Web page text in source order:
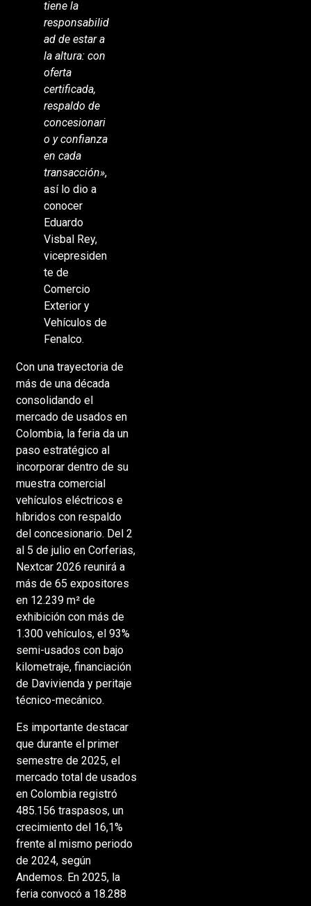
tiene la
responsabilid
ad de estar a
la altura: con
oferta
certificada,
respaldo de
concesionari
o y confianza
en cada
transacción»,
así lo dio a
conocer
Eduardo
Visbal Rey,
vicepresiden
te de
Comercio
Exterior y
Vehículos de
Fenalco.
Con una trayectoria de
más de una década
consolidando el
mercado de usados en
Colombia, la feria da un
paso estratégico al
incorporar dentro de su
muestra comercial
vehículos eléctricos e
híbridos con respaldo
del concesionario. Del 2
al 5 de julio en Corferias,
Nextcar 2026 reunirá a
más de 65 expositores
en 12.239 m² de
exhibición con más de
1.300 vehículos, el 93%
semi-usados con bajo
kilometraje, financiación
de Davivienda y peritaje
técnico-mecánico.
Es importante destacar
que durante el primer
semestre de 2025, el
mercado total de usados
en Colombia registró
485.156 traspasos, un
crecimiento del 16,1%
frente al mismo periodo
de 2024, según
Andemos. En 2025, la
feria convocó a 18.288